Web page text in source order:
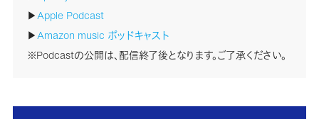
▶Apple Podcast
▶Amazon music ポッドキャスト
※Podcastの公開は、配信終了後となります。ご了承ください。